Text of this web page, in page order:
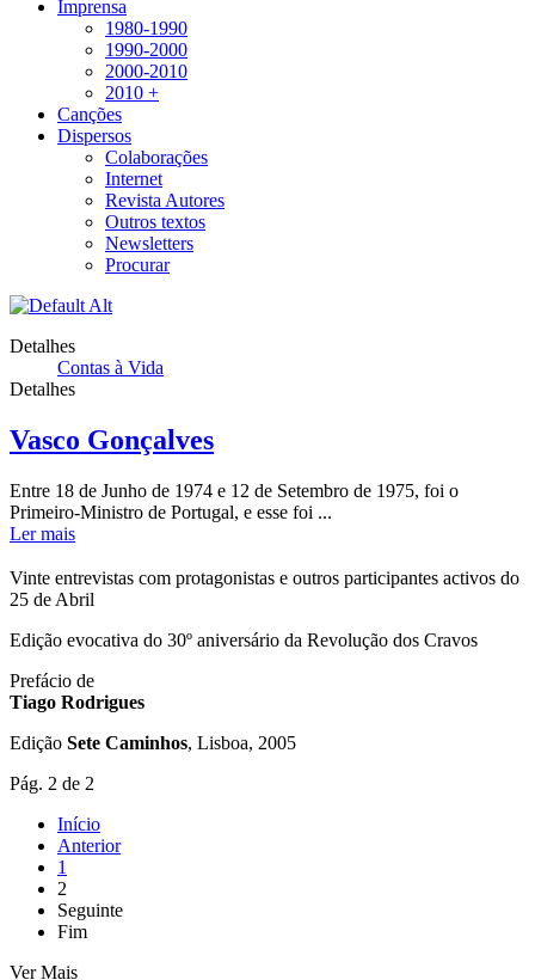
Imprensa
1980-1990
1990-2000
2000-2010
2010 +
Canções
Dispersos
Colaborações
Internet
Revista Autores
Outros textos
Newsletters
Procurar
Detalhes
Contas à Vida
Detalhes
Vasco Gonçalves
Entre 18 de Junho de 1974 e 12 de Setembro de 1975, foi o
Primeiro-Ministro de Portugal, e esse foi ...
Ler mais
Vinte entrevistas com protagonistas e outros participantes activos do
25 de Abril
Edição evocativa do 30º aniversário da Revolução dos Cravos
Prefácio de
Tiago Rodrigues
Edição Sete Caminhos, Lisboa, 2005
Pág. 2 de 2
Início
Anterior
1
2
Seguinte
Fim
Ver Mais